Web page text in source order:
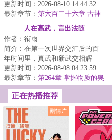
对象，否则自己一附身就又又又
死了。面对这位...
更新时间：2026-08-10 14:44:32
最新章节： 第六百二十六章 古神
人在高武，言出法随
作者：衔雨
简介：在第一次世界交汇后的百
年时间里，真武和新武交相辉
映，异界的神灵和现界的强人层
出不穷。“就比如...
更新时间：2026-08-08 04:23:59
最新章节： 第264章 掌握物质的奥
秘
正在热播推荐
剧情片